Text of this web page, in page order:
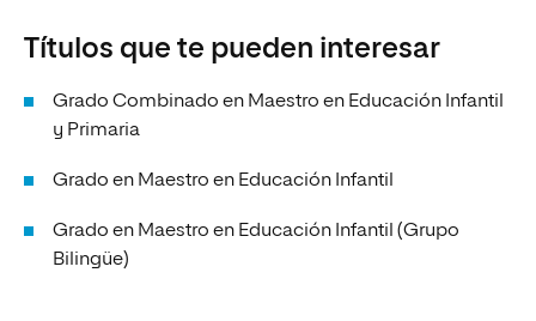
Títulos que te pueden interesar
Grado Combinado en Maestro en Educación Infantil
y Primaria
Grado en Maestro en Educación Infantil
Grado en Maestro en Educación Infantil (Grupo
Bilingüe)